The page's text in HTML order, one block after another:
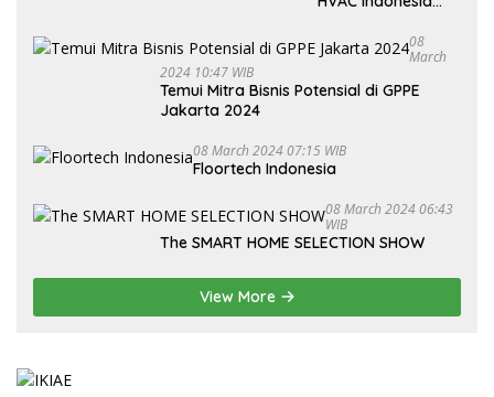
08
March
2024 10:47 WIB
Temui Mitra Bisnis Potensial di GPPE
Jakarta 2024
08 March 2024 07:15 WIB
Floortech Indonesia
08 March 2024 06:43
WIB
The SMART HOME SELECTION SHOW
View More